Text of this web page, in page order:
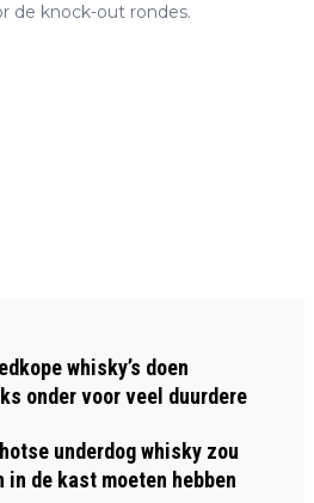
de knock-out rondes.
whisky’s doen
onder voor veel duurdere
underdog whisky zou
in de kast moeten hebben